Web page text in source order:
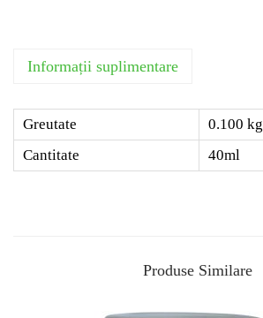
Informații suplimentare
Greutate
0.100 kg
Cantitate
40ml
Produse Similare